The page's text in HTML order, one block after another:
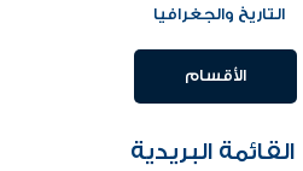
التاريخ والجغرافيا
الأقسام
القائمة البريدية